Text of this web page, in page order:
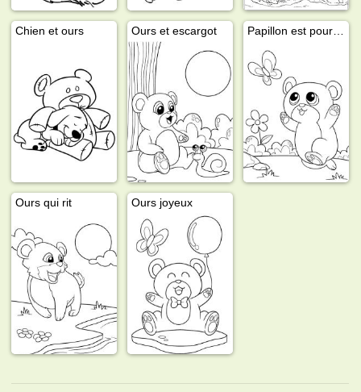
Chien et ours Ours et escargot
Ours qui rit Ours joyeux